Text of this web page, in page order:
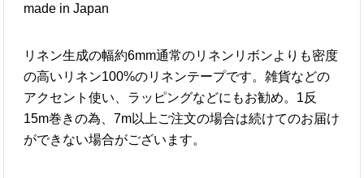
made in Japan
リネン生成の幅約6mm通常のリネンリボンよりも密度
の高いリネン100%のリネンテープです。雑貨などの
アクセント使い、ラッピングなどにもお勧め。1反
15m巻きの為、7m以上ご注文の場合は続けてのお届け
ができない場合がございます。